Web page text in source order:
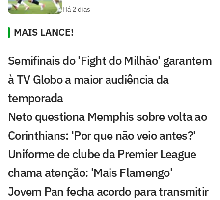
Há 2 dias
MAIS LANCE!
Semifinais do 'Fight do Milhão' garantem
à TV Globo a maior audiência da
temporada
Neto questiona Memphis sobre volta ao
Corinthians: 'Por que não veio antes?'
Uniforme de clube da Premier League
chama atenção: 'Mais Flamengo'
Jovem Pan fecha acordo para transmitir